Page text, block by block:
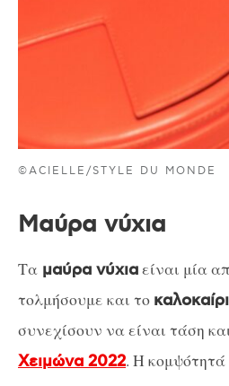
©ACIELLE/STYLE DU MONDE
Μαύρα νύχια
Τα μαύρα νύχιαείναι μία
τολμήσουμε και το καλοκαίρι
συνεχίσουν να είναι τάση
Χειμώνα 2022. Η κομψότητά